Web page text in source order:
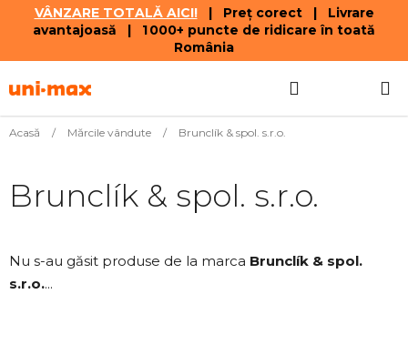
VÂNZARE TOTALĂ AICI!| Preț corect | Livrare
avantajoasă | 1 000+ puncte de ridicare în toată
România
la
DE
Acasă / Mărcile vândute / Brunclík & spol. s.r.o.
Brunclík & spol. s.r.o.
Nu s-au găsit produse de la marca Brunclík & spol.
s.r.o....